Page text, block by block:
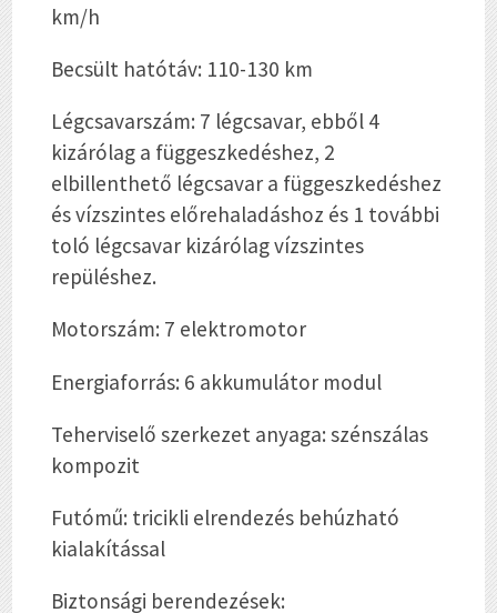
km/h
Becsült hatótáv: 110-130 km
Légcsavarszám: 7 légcsavar, ebből 4
kizárólag a függeszkedéshez, 2
elbillenthető légcsavar a függeszkedéshez
és vízszintes előrehaladáshoz és 1 további
toló légcsavar kizárólag vízszintes
repüléshez.
Motorszám: 7 elektromotor
Energiaforrás: 6 akkumulátor modul
Teherviselő szerkezet anyaga: szénszálas
kompozit
Futómű: tricikli elrendezés behúzható
kialakítással
Biztonsági berendezések: